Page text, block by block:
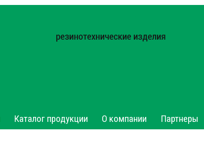
Каталог продукции О компании Партнеры